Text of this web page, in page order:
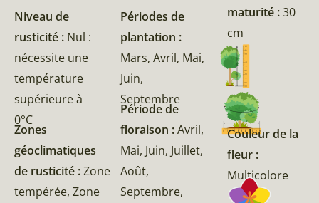
Niveau de
rusticité : Nul :
nécessite une
température
supérieure à
0°C
Zones
géoclimatiques
de rusticité :Zone
tempérée, Zone
Périodes de
plantation :
Mars, Avril, Mai,
Juin,
Septembre
Période de
floraison :Avril,
Mai, Juin, Juillet,
Août,
Septembre,
maturité :30
cm
Couleur de la
fleur :
Multicolore